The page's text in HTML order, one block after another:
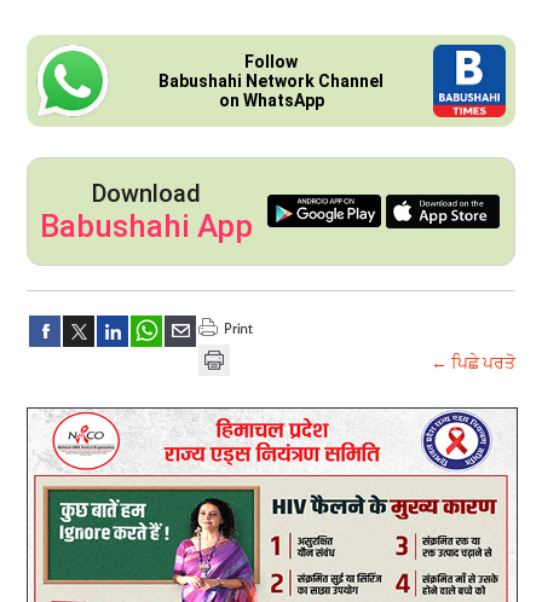
Follow
Babushahi Network Channel
on WhatsApp
Download
Babushahi App
← ਪਿਛੇ ਪਰਤੋ